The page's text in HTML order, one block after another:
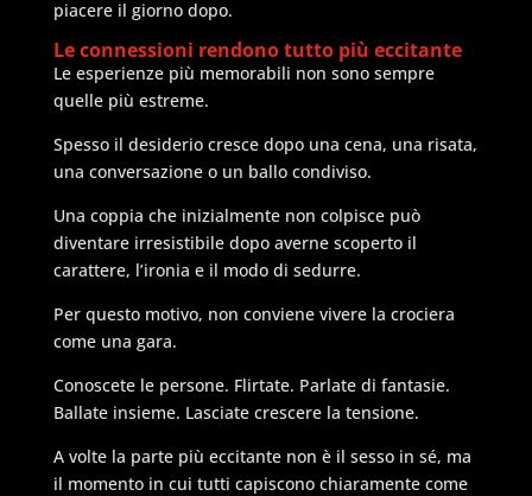
piacere il giorno dopo.
Le connessioni rendono tutto più eccitante
Le esperienze più memorabili non sono sempre
quelle più estreme.
Spesso il desiderio cresce dopo una cena, una risata,
una conversazione o un ballo condiviso.
Una coppia che inizialmente non colpisce può
diventare irresistibile dopo averne scoperto il
carattere, l’ironia e il modo di sedurre.
Per questo motivo, non conviene vivere la crociera
come una gara.
Conoscete le persone. Flirtate. Parlate di fantasie.
Ballate insieme. Lasciate crescere la tensione.
A volte la parte più eccitante non è il sesso in sé, ma
il momento in cui tutti capiscono chiaramente come